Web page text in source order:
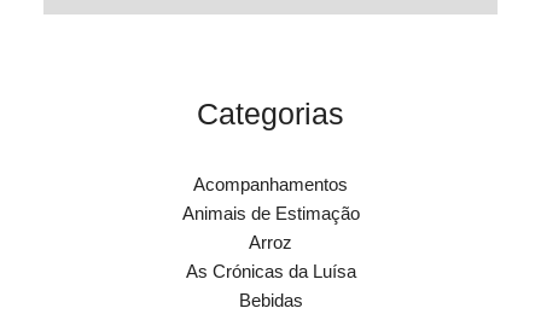
Categorias
Acompanhamentos
Animais de Estimação
Arroz
As Crónicas da Luísa
Bebidas